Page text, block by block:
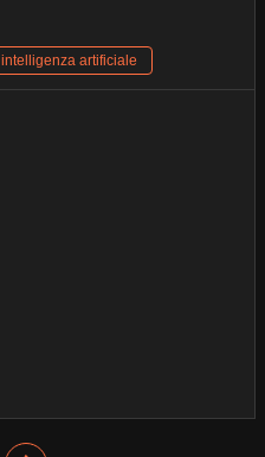
intelligenza artificiale